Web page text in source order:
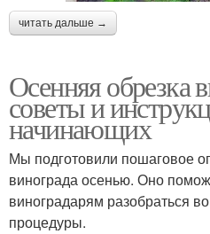
читать дальше →
Осенняя обрезка
советы и
начинающих
Мы подготовили пошаговое
винограда осенью. Оно
виноградарям разобраться
процедуры.